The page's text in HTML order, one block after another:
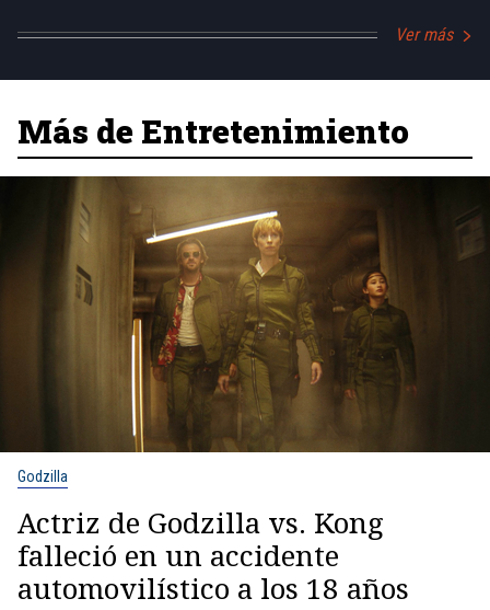
Ver más
Más de Entretenimiento
Godzilla
Actriz de Godzilla vs. Kong
falleció en un accidente
automovilístico a los 18 años